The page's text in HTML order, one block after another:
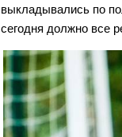
выкладывались по
сегодня должно все